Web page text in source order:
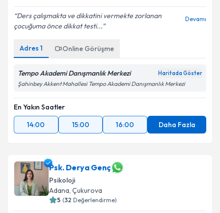
Ders çalışmakta ve dikkatini vermekte zorlanan
çocuğuma önce dikkat testi...
Devamı
Adres 1 Online Görüşme
Tempo Akademi Danışmanlık Merkezi Haritada Göster
Şahinbey Akkent Mahallesi Tempo Akademi Danışmanlık Merkezi
En Yakın Saatler
14:00
15:00 16:00 Daha Fazla
Psk. Derya Genç
Psikoloji
Adana, Çukurova
5 (32 Değerlendirme)